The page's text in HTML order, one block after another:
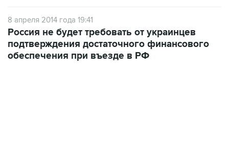
подтверждения достаточного финансового
обеспечения при въезде в РФ